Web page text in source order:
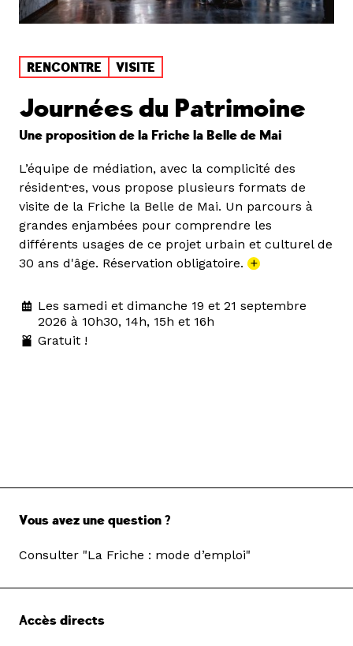
RENCONTRE VISITE
Journées du Patrimoine
Une proposition de la Friche la Belle de Mai
L’équipe de médiation, avec la complicité des
résident·es, vous propose plusieurs formats de
visite de la Friche la Belle de Mai. Un parcours à
grandes enjambées pour comprendre les
différents usages de ce projet urbain et culturel de
30 ans d'âge. Réservation obligatoire. +
Les samedi et dimanche 19 et 21 septembre
2026 à 10h30, 14h, 15h et 16h
Gratuit !
Vous avez une question ?
Consulter "La Friche : mode d’emploi"
Accès directs